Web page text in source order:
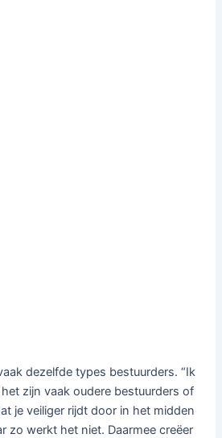
dezelfde types bestuurders. “Ik
zijn vaak oudere bestuurders of
je veiliger rijdt door in het midden
zo werkt het niet. Daarmee creëer